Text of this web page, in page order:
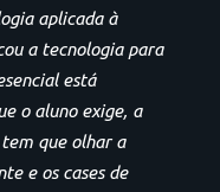
aplicada à
a tecnologia para
está
o aluno exige, a
que olhar a
e os cases de